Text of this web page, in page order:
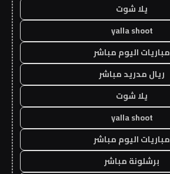
يلا شوت
yalla shoot
مباريات اليوم مباشر
ريال مدريد مباشر
يلا شوت
yalla shoot
مباريات اليوم مباشر
برشلونة مباشر